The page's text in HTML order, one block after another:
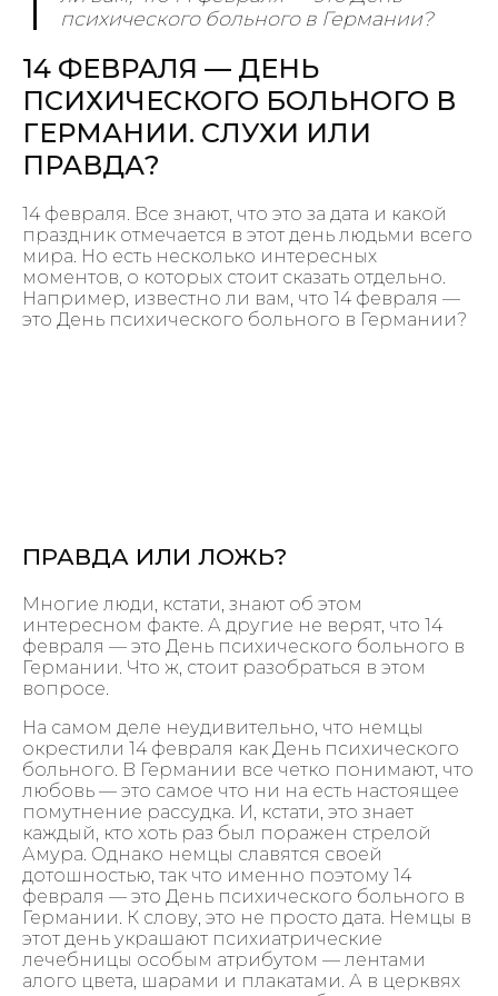
психического больного в Германии?
14 ФЕВРАЛЯ — ДЕНЬ
ПСИХИЧЕСКОГО БОЛЬНОГО В
ГЕРМАНИИ. СЛУХИ ИЛИ
ПРАВДА?
14 февраля. Все знают, что это за дата и какой
праздник отмечается в этот день людьми всего
мира. Но есть несколько интересных
моментов, о которых стоит сказать отдельно.
Например, известно ли вам, что 14 февраля —
это День психического больного в Германии?
ПРАВДА ИЛИ ЛОЖЬ?
Многие люди, кстати, знают об этом
интересном факте. А другие не верят, что 14
февраля — это День психического больного в
Германии. Что ж, стоит разобраться в этом
вопросе.
На самом деле неудивительно, что немцы
окрестили 14 февраля как День психического
больного. В Германии все четко понимают, что
любовь — это самое что ни на есть настоящее
помутнение рассудка. И, кстати, это знает
каждый, кто хоть раз был поражен стрелой
Амура. Однако немцы славятся своей
дотошностью, так что именно поэтому 14
февраля — это День психического больного в
Германии. К слову, это не просто дата. Немцы в
этот день украшают психиатрические
лечебницы особым атрибутом — лентами
алого цвета, шарами и плакатами. А в церквях